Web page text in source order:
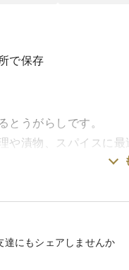
で保存
とうがらしです。
や漬物、スパイスに最
お使い頂ける万能な香
達にもシェアしませんか